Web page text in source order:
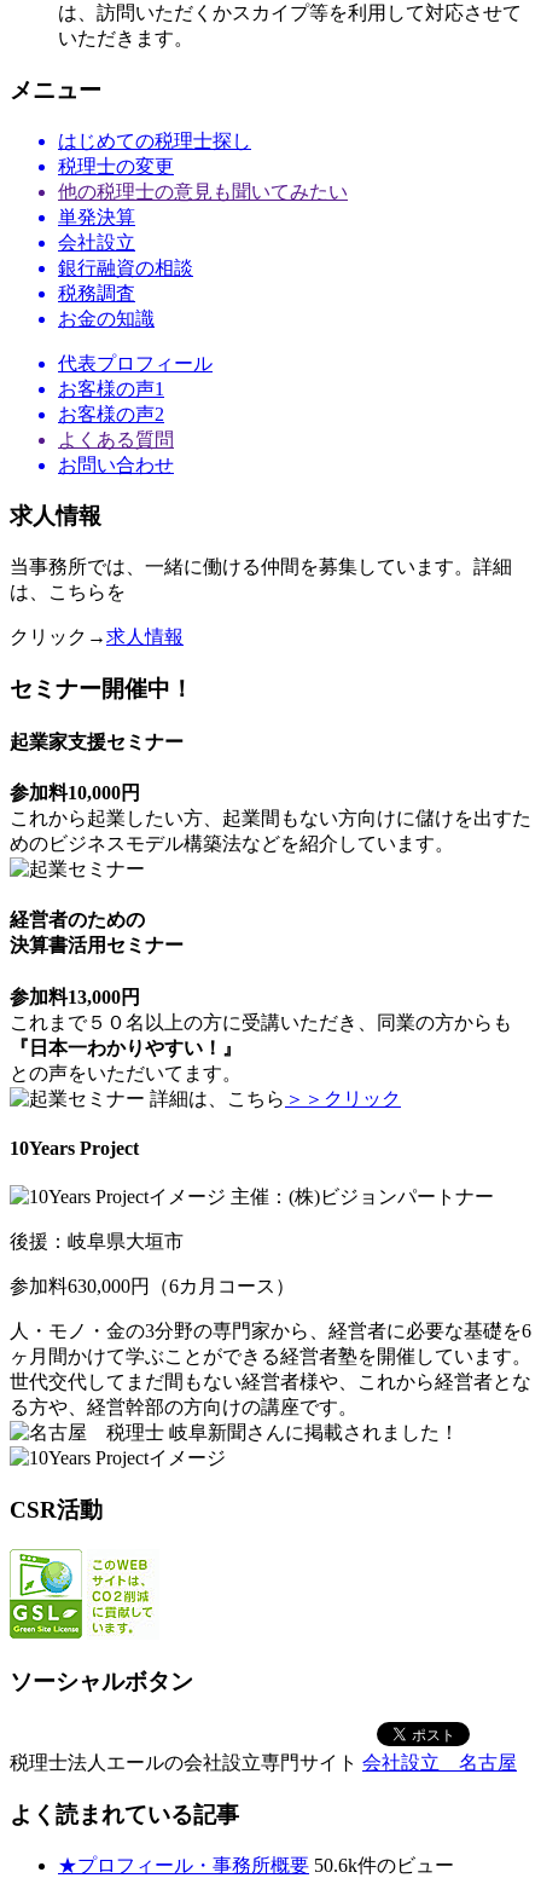
は、訪問いただくかスカイプ等を利用して対応させて
いただきます。
メニュー
はじめての税理士探し
税理士の変更
他の税理士の意見も聞いてみたい
単発決算
会社設立
銀行融資の相談
税務調査
お金の知識
代表プロフィール
お客様の声1
お客様の声2
よくある質問
お問い合わせ
求人情報
当事務所では、一緒に働ける仲間を募集しています。詳細
は、こちらを
クリック→求人情報
セミナー開催中！
起業家支援セミナー
参加料10,000円
これから起業したい方、起業間もない方向けに儲けを出すた
めのビジネスモデル構築法などを紹介しています。
経営者のための
決算書活用セミナー
参加料13,000円
これまで５０名以上の方に受講いただき、同業の方からも
『日本一わかりやすい！』
との声をいただいてます。
詳細は、こちら ＞＞クリック
10Years Project
主催：(株)ビジョンパートナー
後援：岐阜県大垣市
参加料630,000円（6カ月コース）
人・モノ・金の3分野の専門家から、経営者に必要な基礎を6
ヶ月間かけて学ぶことができる経営者塾を開催しています。
世代交代してまだ間もない経営者様や、これから経営者とな
る方や、経営幹部の方向けの講座です。
岐阜新聞さんに掲載されました！
CSR活動
ソーシャルボタン
税理士法人エールの会社設立専門サイト 会社設立 名古屋
よく読まれている記事
★プロフィール・事務所概要 50.6k件のビュー